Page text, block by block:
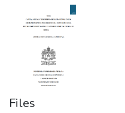
Files